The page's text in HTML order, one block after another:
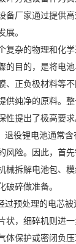
备厂家通过提供
。
杂的物理和化学
的目的，是将电
、正负极材料等
供纯净的原料。
提出了极高要求
役锂电池通常含
风险。因此，首
械拆解电池包、
碎做准备。
预处理的电芯被
状，细碎机则进一
体保护或密闭负压